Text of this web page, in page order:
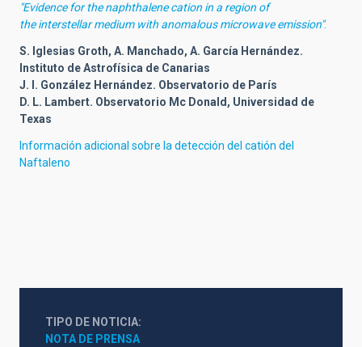
"Evidence for the naphthalene cation in a region of
the interstellar medium with anomalous microwave emission".
S. Iglesias Groth, A. Manchado, A. García Hernández.
Instituto de Astrofísica de Canarias
J. I. González Hernández. Observatorio de París
D. L. Lambert. Observatorio Mc Donald, Universidad de
Texas
Información adicional sobre la detección del catión del
Naftaleno
TIPO DE NOTICIA
NOTA DE PRENSA